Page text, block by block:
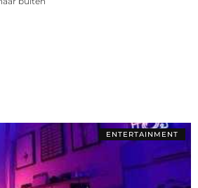
ENTERTAINMENT